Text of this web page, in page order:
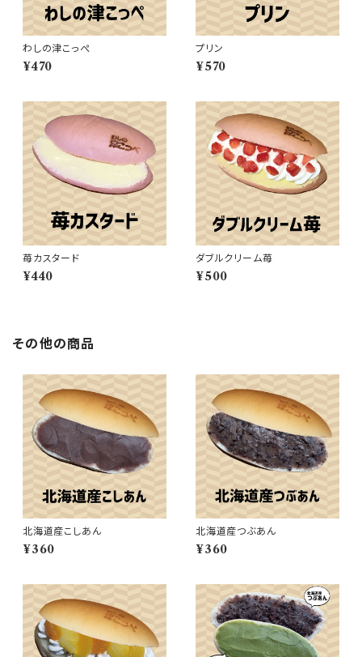
わしの津こっぺ
¥470
プリン
¥570
苺カスタード
¥440
ダブルクリーム苺
¥500
その他の商品
北海道産こしあん
¥360
北海道産つぶあん
¥360